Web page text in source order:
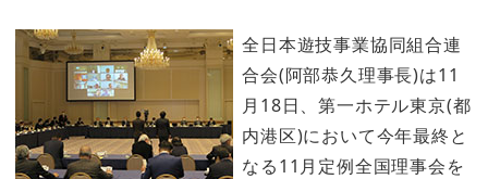
全日本遊技事業協同組合連
合会(阿部恭久理事長)は11
月18日、第一ホテル東京(都
内港区)において今年最終と
なる11月定例全国理事会を